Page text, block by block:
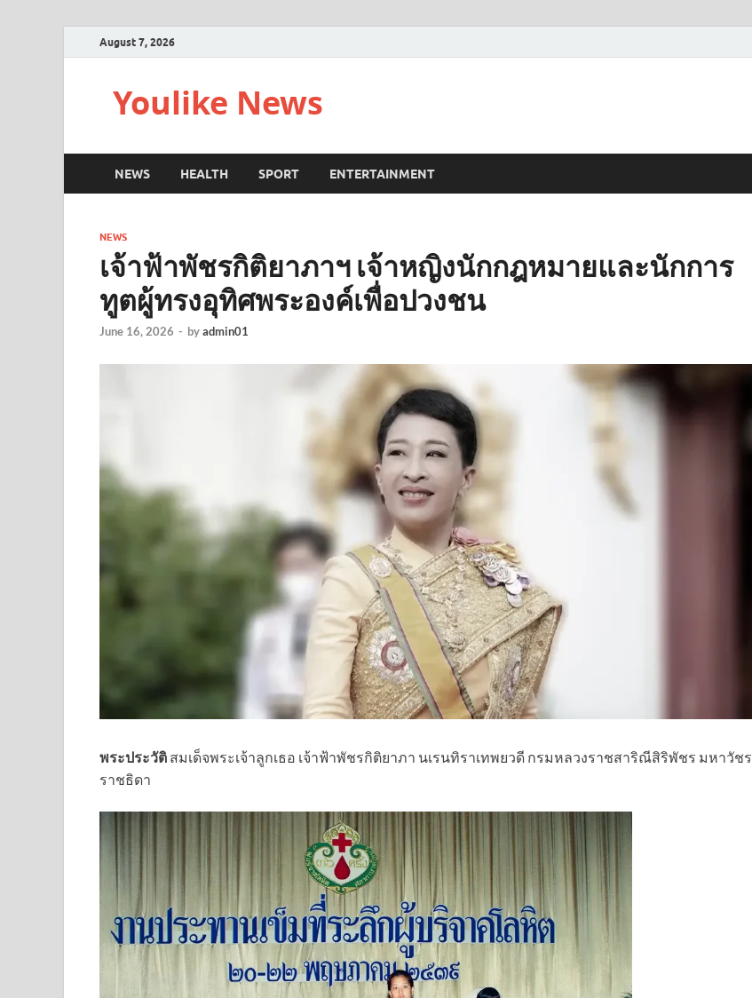
August 7, 2026
Youlike News
NEWS HEALTH SPORT ENTERTAINMENT
NEWS
เจ้าฟ้าพัชรกิติยาภาฯ เจ้าหญิงนักกฎหมายและนักการ
ทูตผู้ทรงอุทิศพระองค์เพื่อปวงชน
June 16, 2026 - byadmin01
พระประวัติ สมเด็จพระเจ้าลูกเธอ เจ้าฟ้าพัชรกิติยาภา นเรนทิราเทพยวดี กรมหลวงราชสาริณีสิริพัชร มหาวัชร
ราชธิดา